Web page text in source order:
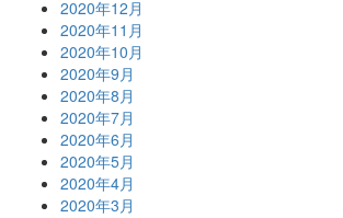
2020年12月
2020年11月
2020年10月
2020年9月
2020年8月
2020年7月
2020年6月
2020年5月
2020年4月
2020年3月